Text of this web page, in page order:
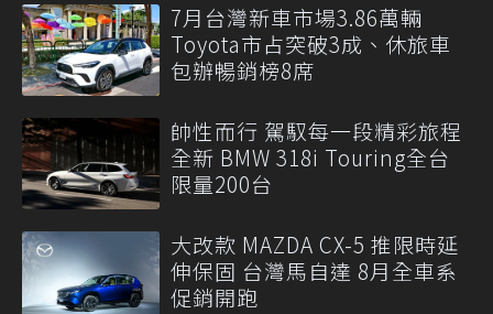
7月台灣新車市場3.86萬輛
Toyota市占突破3成、休旅車
包辦暢銷榜8席
帥性而行 駕馭每一段精彩旅程
全新 BMW 318i Touring全台
限量200台
大改款 MAZDA CX-5 推限時延
伸保固 台灣馬自達 8月全車系
促銷開跑